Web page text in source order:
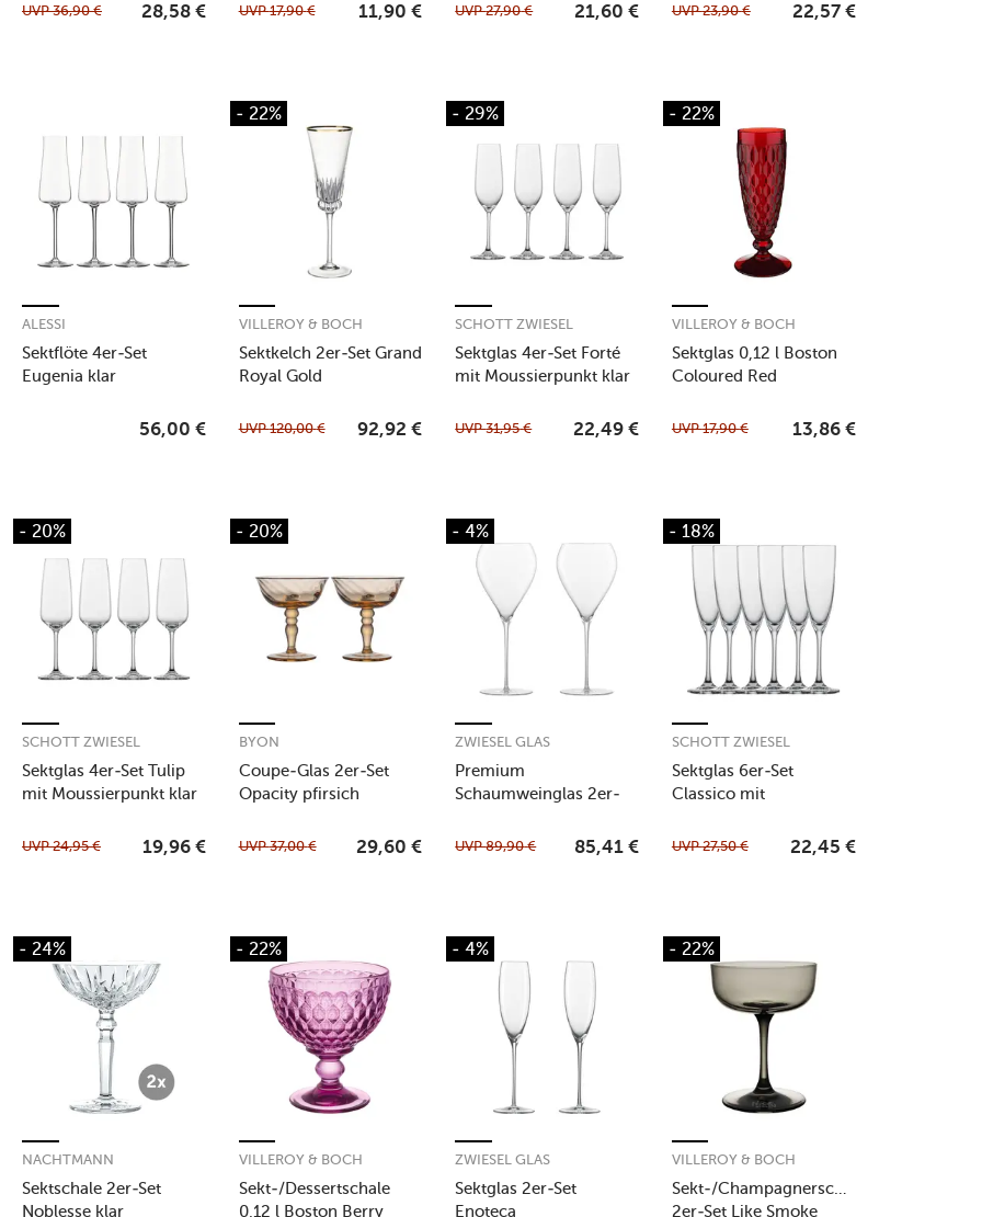
UVP36,90 € 28,58 € UVP17,90 € 11,90 € UVP27,90 € 21,60 € UVP23,90 € 22,57 €
Sektflöte 4er-Set
Eugenia klar
ALESSI
56,00 €
- 22%
Sektkelch 2er-Set Grand
Royal Gold
VILLEROY & BOCH
UVP120,00 € 92,92 €
- 29%
Sektglas 4er-Set Forté
mit Moussierpunkt klar
SCHOTT ZWIESEL
UVP31,95 € 22,49 €
- 22%
Sektglas 0,12 l Boston
Coloured Red
VILLEROY & BOCH
UVP17,90 € 13,86 €
- 20%
Sektglas 4er-Set Tulip
mit Moussierpunkt klar
SCHOTT ZWIESEL
UVP24,95 € 19,96 €
- 20%
Coupe-Glas 2er-Set
Opacity pfirsich
BYON
UVP37,00 € 29,60 €
- 4%
Premium
Schaumweinglas 2er-
ZWIESEL GLAS
UVP89,90 € 85,41 €
- 18%
Sektglas 6er-Set
Classico mit
SCHOTT ZWIESEL
UVP27,50 € 22,45 €
- 24%
Sektschale 2er-Set
Noblesse klar
NACHTMANN
- 22%
Sekt-/Dessertschale
0,12 l Boston Berry
VILLEROY & BOCH
- 4%
Sektglas 2er-Set
Enoteca
ZWIESEL GLAS
- 22%
Sekt-/Champagnerschale
2er-Set Like Smoke
VILLEROY & BOCH